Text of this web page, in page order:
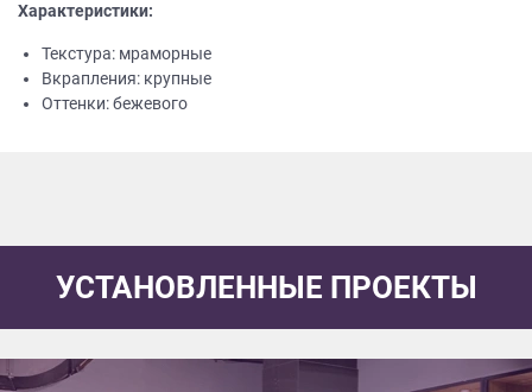
Характеристики:
Текстура: мраморные
Вкрапления: крупные
Оттенки: бежевого
УСТАНОВЛЕННЫЕ ПРОЕКТЫ